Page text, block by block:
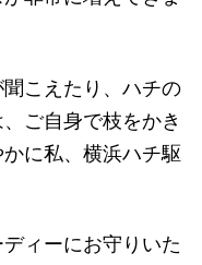
こえたり、ハチの
ご自身で枝をかき
に私、横浜ハチ駆
ィーにお守りいた